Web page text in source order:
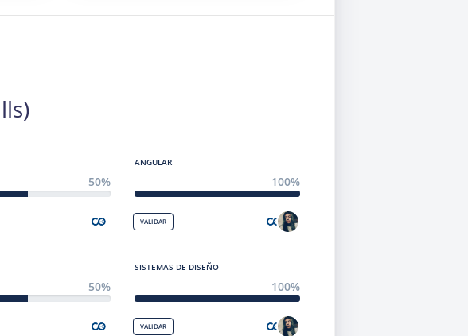
50%
ANGULAR
100%
VALIDAR
50%
SISTEMAS DE DISEÑO
100%
VALIDAR